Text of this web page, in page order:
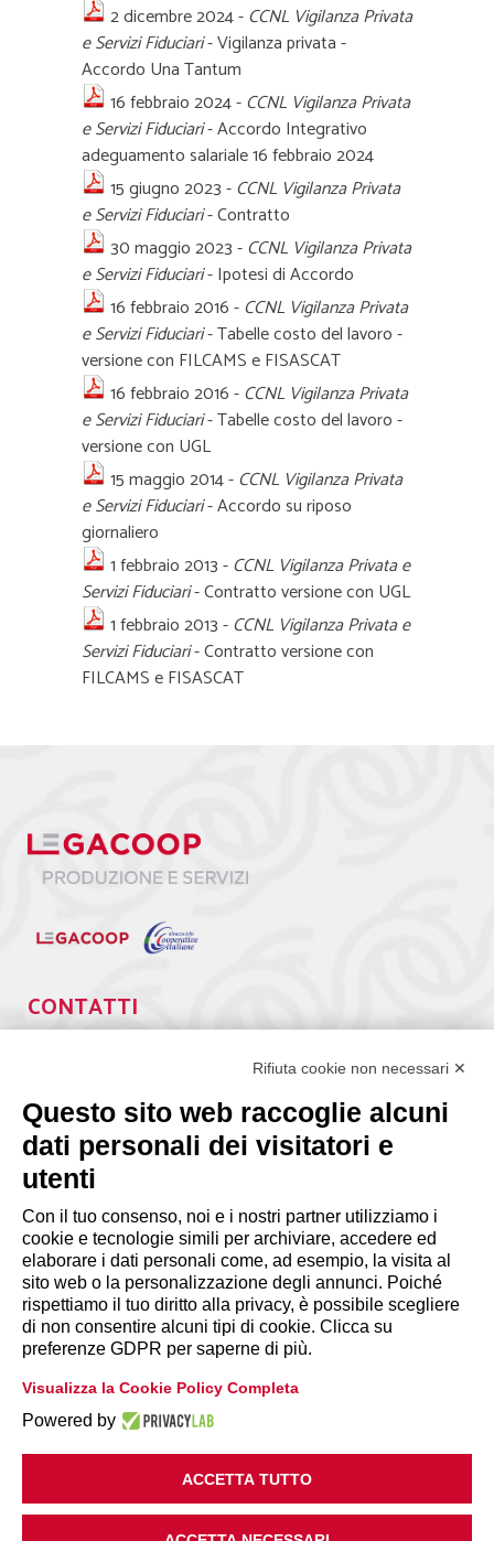
2 dicembre 2024 -CCNL Vigilanza Privata
e Servizi Fiduciari- Vigilanza privata -
Accordo Una Tantum
16 febbraio 2024 -CCNL Vigilanza Privata
e Servizi Fiduciari- Accordo Integrativo
adeguamento salariale 16 febbraio 2024
15 giugno 2023 -CCNL Vigilanza Privata
e Servizi Fiduciari- Contratto
30 maggio 2023 -CCNL Vigilanza Privata
e Servizi Fiduciari- Ipotesi di Accordo
16 febbraio 2016 -CCNL Vigilanza Privata
e Servizi Fiduciari- Tabelle costo del lavoro -
versione con FILCAMS e FISASCAT
16 febbraio 2016 -CCNL Vigilanza Privata
e Servizi Fiduciari- Tabelle costo del lavoro -
versione con UGL
15 maggio 2014 -CCNL Vigilanza Privata
e Servizi Fiduciari- Accordo su riposo
giornaliero
1 febbraio 2013 -CCNL Vigilanza Privata e
Servizi Fiduciari- Contratto versione con UGL
1 febbraio 2013 -CCNL Vigilanza Privata e
Servizi Fiduciari- Contratto versione con
FILCAMS e FISASCAT
CONTATTI
segreteria@lps.coop
INFORMAZIONI
Disclaimer
Privacy Policy
Cookie Policy|Modifica preferenze
Rifiuta cookie non necessari ✕
Questo sito web raccoglie alcuni
dati personali dei visitatori e
utenti
Con il tuo consenso, noi e i nostri partner utilizziamo i
cookie e tecnologie simili per archiviare, accedere ed
elaborare i dati personali come, ad esempio, la visita al
sito web o la personalizzazione degli annunci. Poiché
rispettiamo il tuo diritto alla privacy, è possibile scegliere
di non consentire alcuni tipi di cookie. Clicca su
preferenze GDPR per saperne di più.
Visualizza la Cookie Policy Completa
Powered by
ACCETTA TUTTO